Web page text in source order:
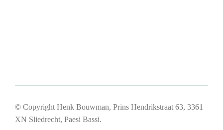
© Copyright Henk Bouwman, Prins Hendrikstraat 63, 3361
XN Sliedrecht, Paesi Bassi.